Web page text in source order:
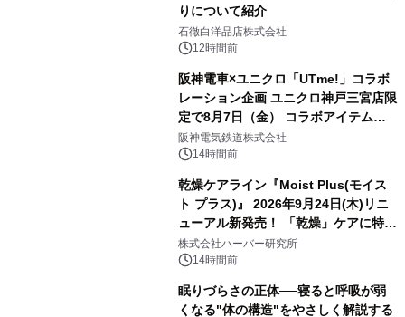
りについて紹介
石徹白洋品店株式会社
12時間前
阪神電車×ユニクロ「UTme!」コラボ
レーション企画 ユニクロ神戸三宮店限
定で8月7日（金） コラボアイテムが
発売決定！
阪神電気鉄道株式会社
14時間前
乾燥ケアライン『Moist Plus(モイス
ト プラス)』 2026年9月24日(木)リニ
ューアル新発売！ 「乾燥」ケアに特化
し、ライン使いで潤いに満ちた肌へ
株式会社ハーバー研究所
14時間前
眠りづらさの正体──寝ると呼吸が弱
くなる"体の構造"をやさしく解説する